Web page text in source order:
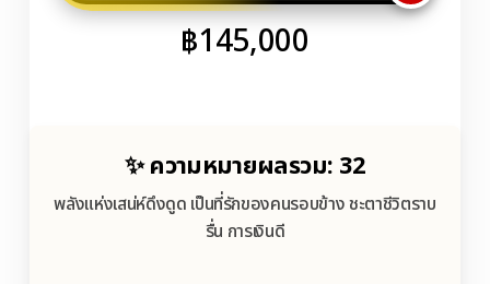
฿145,000
✨ ความหมายผลรวม: 32
พลังแห่งเสน่ห์ดึงดูด เป็นที่รักของคนรอบข้าง ชะตาชีวิตราบ
รื่น การเงินดี